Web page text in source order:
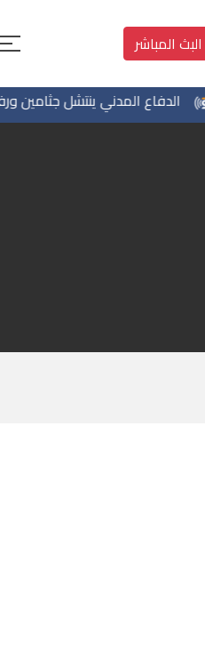
البث المباشر
الدفاع المدني ينتشل جثامين ورفات 19 شهيداً من تحت أنقاض منزل لعائلة كرم في تل الهوا ويواصل البحث عن مفقودين